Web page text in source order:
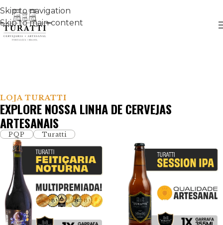
Skip to navigation
Skip to main content
LOJA TURATTI
EXPLORE NOSSA LINHA DE CERVEJAS
ARTESANAIS
PQP Turatti